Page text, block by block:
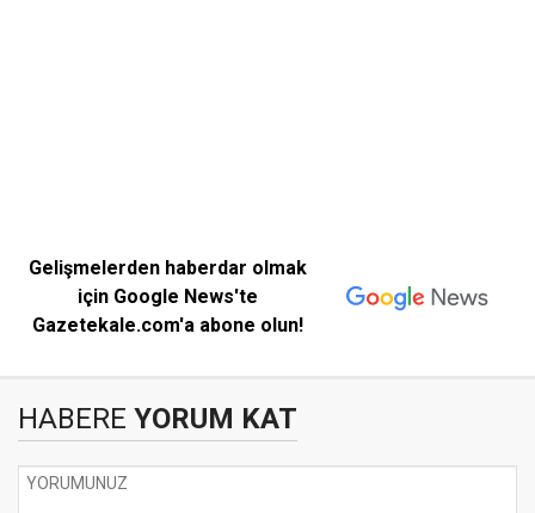
Gelişmelerden haberdar olmak
için Google News'te
Gazetekale.com'a abone olun!
HABERE YORUM KAT